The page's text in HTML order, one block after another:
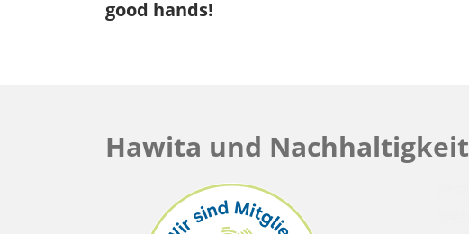
good hands!
Hawita und Nachhaltigkeit